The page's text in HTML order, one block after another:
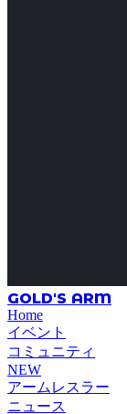
GOLD'S ARM
Home
イベント
コミュニティ
NEW
アームレスラー
ニュース